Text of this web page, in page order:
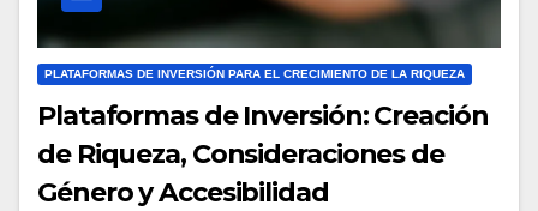
PLATAFORMAS DE INVERSIÓN PARA EL CRECIMIENTO DE LA RIQUEZA
Plataformas de Inversión: Creación
de Riqueza, Consideraciones de
Género y Accesibilidad